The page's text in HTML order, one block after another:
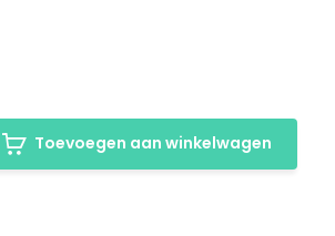
Toevoegen aan winkelwagen